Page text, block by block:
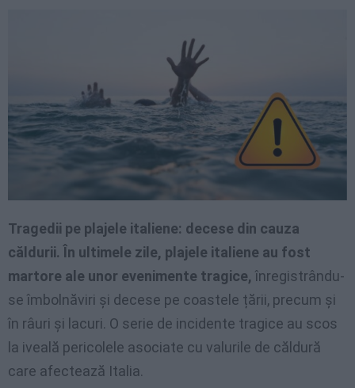
Tragedii pe plajele italiene: decese din cauza
căldurii. În ultimele zile, plajele italiene au fost
martore ale unor evenimente tragice, înregistrându-
se îmbolnăviri și decese pe coastele țării, precum și
în râuri și lacuri. O serie de incidente tragice au scos
la iveală pericolele asociate cu valurile de căldură
care afectează Italia.